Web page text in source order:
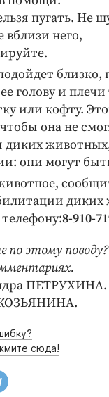
пугать. Не
вблизи него,
близко,
голову и
или кофту.
она не
диких
они могут
8-910-
по этому
ПЕТРУХИНА.
сюда!